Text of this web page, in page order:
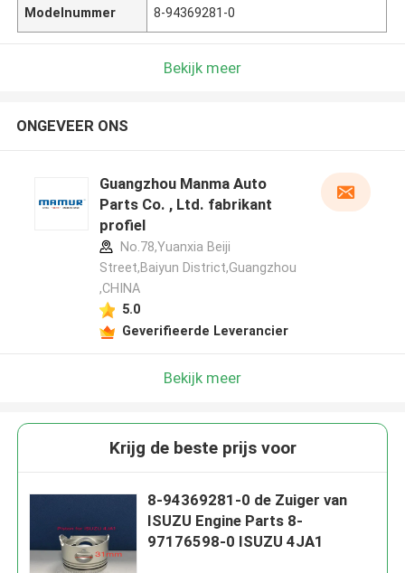
Modelnummer 8-94369281-0
Bekijk meer
ONGEVEER ONS
Guangzhou Manma Auto
Parts Co. , Ltd. fabrikant
profiel
No.78,Yuanxia Beiji
Street,Baiyun District,Guangzhou
,CHINA
5.0
Geverifieerde Leverancier
Bekijk meer
Krijg de beste prijs voor
8-94369281-0 de Zuiger van
ISUZU Engine Parts 8-
97176598-0 ISUZU 4JA1